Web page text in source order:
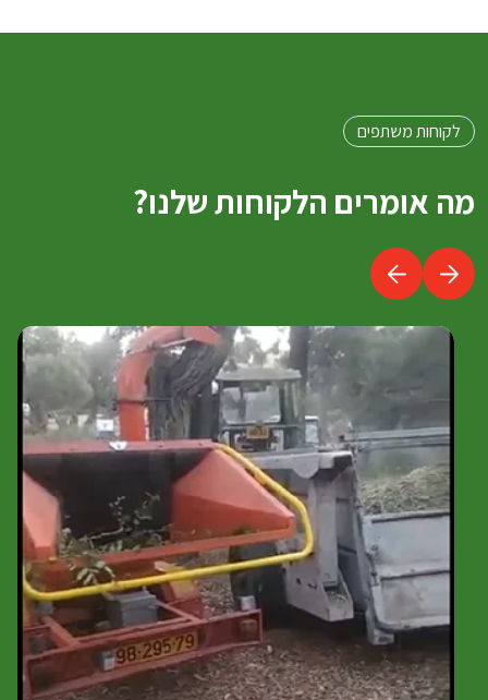
לקוחות משתפים
מה אומרים הלקוחות שלנו?